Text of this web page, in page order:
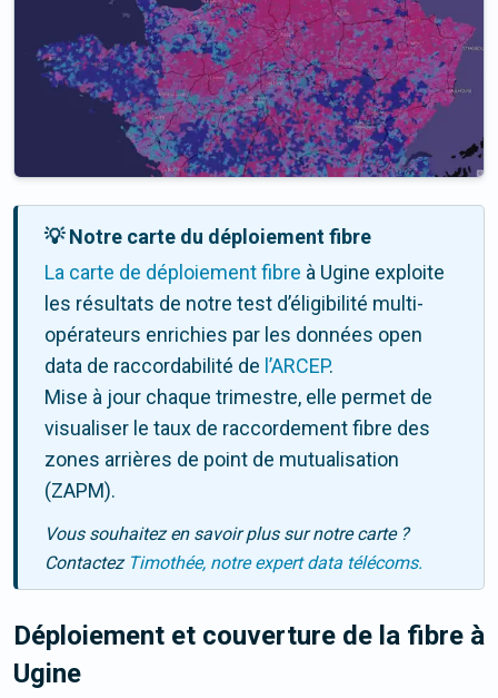
💡 Notre carte du déploiement fibre
La carte de déploiement fibre à Ugine exploite
les résultats de notre test d’éligibilité multi-
opérateurs enrichies par les données open
data de raccordabilité de l’ARCEP.
Mise à jour chaque trimestre, elle permet de
visualiser le taux de raccordement fibre des
zones arrières de point de mutualisation
(ZAPM).
Vous souhaitez en savoir plus sur notre carte ?
Contactez Timothée, notre expert data télécoms.
Déploiement et couverture de la fibre à
Ugine